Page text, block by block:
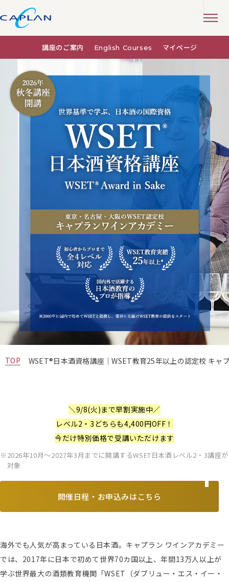
講座のご案内 English Courses マイページ
WSET®日本酒資格講座｜WSET教育25年以上の認定校 キャプラン ワインアカデミー
TOP WSET®日本酒資格講座｜WSET教育25年以上の認定校 キャ
＼9/8(火)まで早割実施中／
レベル2・3どちらも4,400円OFF！
今だけ特別価格で受講いただけます
2026年10月～2027年3月までに開講するWSET日本酒レベル2・3講座が
対象
開催日程・お申込みはこちら
海外でも人気が高まっている日本酒。キャプラン ワインアカデミー
では、2017年に日本で初めて世界70カ国以上、年間13万人以上が
学ぶ世界最大の酒類教育機関「WSET（ダブリュー・エス・イー・